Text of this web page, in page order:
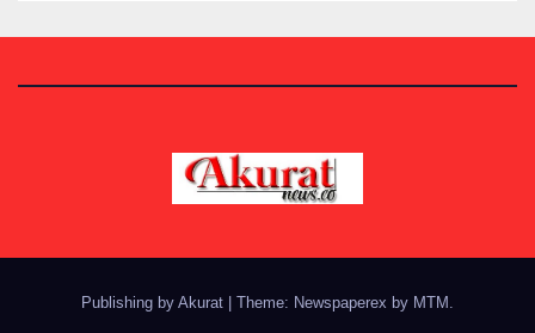
Publishing by Akurat Theme: Newspaperex by MTM